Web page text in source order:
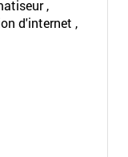
,
d'internet ,